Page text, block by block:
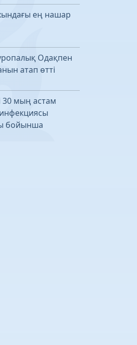
ең нашар
Одақпен
атап өтті
30 мың астам
бойынша